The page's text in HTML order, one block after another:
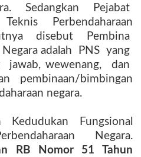
Sedangkan Pejabat
Perbendaharaan
disebut Pembina
adalah PNS yang
jawab, wewenang, dan
pembinaan/bimbingan
negara.
Fungsional
Negara.
RB Nomor 51 Tahun